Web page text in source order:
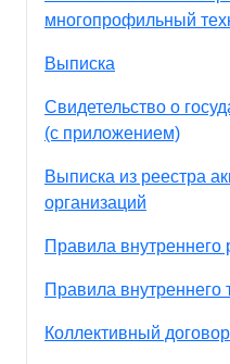
многопрофильный
Выписка
Свидетельство о
(с приложением)
Выписка из реестра
организаций
Правила
Правила внутреннего
Коллективный договор